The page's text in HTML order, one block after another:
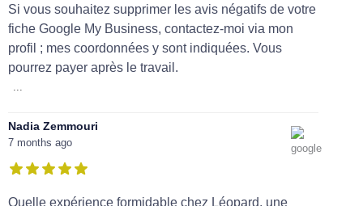
Si vous souhaitez supprimer les avis négatifs de votre
fiche Google My Business, contactez-moi via mon
profil ; mes coordonnées y sont indiquées. Vous
pourrez payer après le travail.
Nadia Zemmouri
7 months ago
Quelle expérience formidable chez Léopard, une